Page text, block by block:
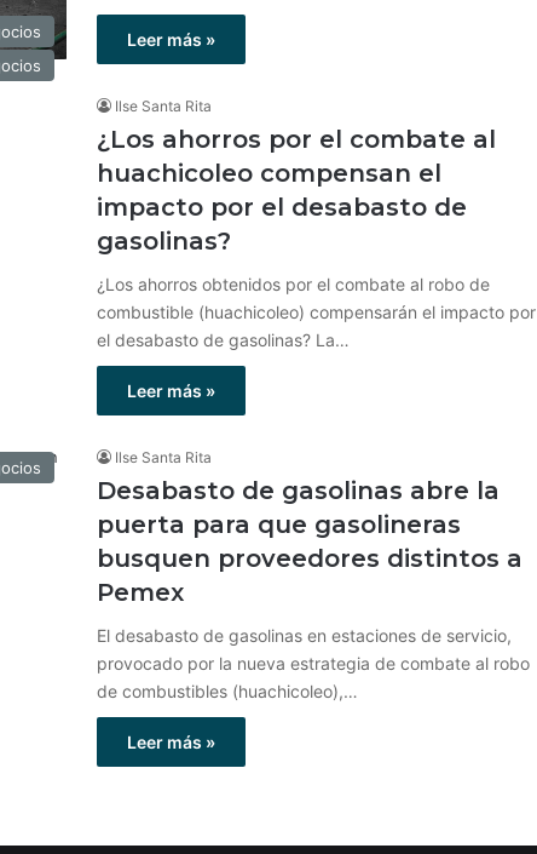
Leer más »
Ilse Santa Rita
¿Los ahorros por el combate al
huachicoleo compensan el
impacto por el desabasto de
gasolinas?
¿Los ahorros obtenidos por el combate al robo de
combustible (huachicoleo) compensarán el impacto por
el desabasto de gasolinas? La…
Leer más »
Ilse Santa Rita
Desabasto de gasolinas abre la
puerta para que gasolineras
busquen proveedores distintos a
Pemex
El desabasto de gasolinas en estaciones de servicio,
provocado por la nueva estrategia de combate al robo
de combustibles (huachicoleo),…
Leer más »